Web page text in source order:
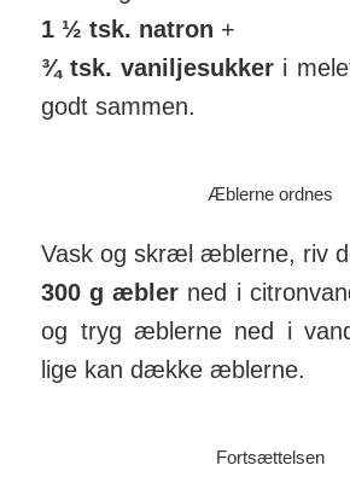
1 ½ tsk. natron +
¾ tsk. vaniljesukker i
godt sammen.
Æblerne ordnes
Vask og skræl æblerne, riv
300 g æbler ned i
og tryg æblerne ned i
lige kan dække æblerne.
Fortsættelsen